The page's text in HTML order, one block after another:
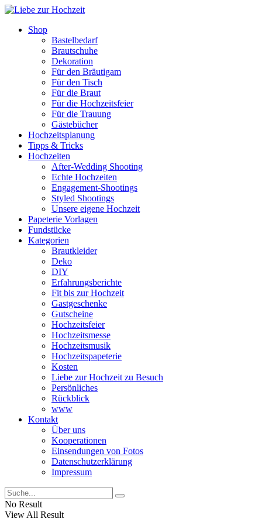
Shop
Bastelbedarf
Brautschuhe
Dekoration
Für den Bräutigam
Für den Tisch
Für die Braut
Für die Hochzeitsfeier
Für die Trauung
Gästebücher
Hochzeitsplanung
Tipps & Tricks
Hochzeiten
After-Wedding Shooting
Echte Hochzeiten
Engagement-Shootings
Styled Shootings
Unsere eigene Hochzeit
Papeterie Vorlagen
Fundstücke
Kategorien
Brautkleider
Deko
DIY
Erfahrungsberichte
Fit bis zur Hochzeit
Gastgeschenke
Gutscheine
Hochzeitsfeier
Hochzeitsmesse
Hochzeitsmusik
Hochzeitspapeterie
Kosten
Liebe zur Hochzeit zu Besuch
Persönliches
Rückblick
www
Kontakt
Über uns
Kooperationen
Einsendungen von Fotos
Datenschutzerklärung
Impressum
No Result
View All Result